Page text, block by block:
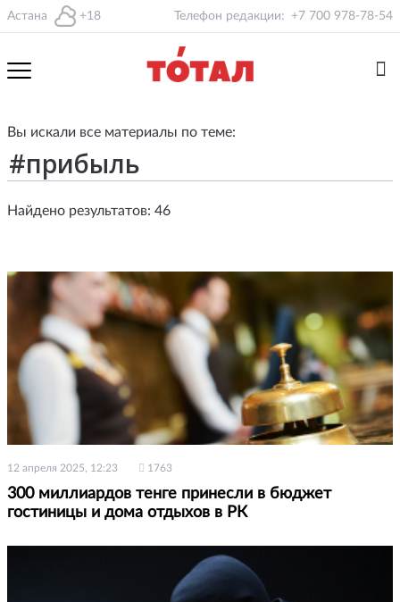
Астана +18 Телефон редакции: +7 700 978-78-54
Вы искали все материалы по теме:
Найдено результатов: 46
12 апреля 2025, 12:23 1763
300 миллиардов тенге принесли в бюджет
гостиницы и дома отдыхов в РК